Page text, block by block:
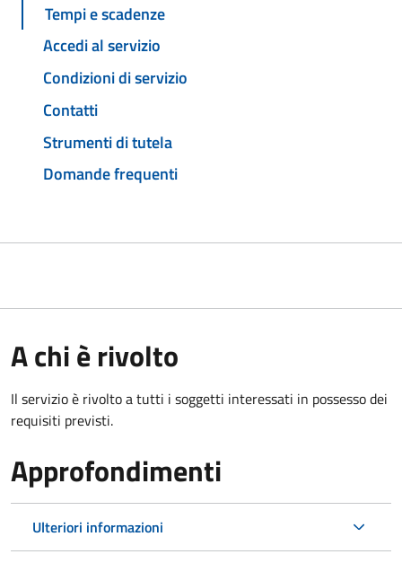
Tempi e scadenze
Accedi al servizio
Condizioni di servizio
Contatti
Strumenti di tutela
Domande frequenti
A chi è rivolto
Il servizio è rivolto a tutti i soggetti interessati in possesso dei
requisiti previsti.
Approfondimenti
Ulteriori informazioni